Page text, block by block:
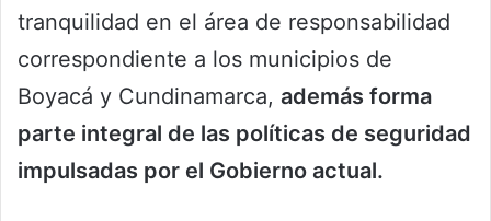
tranquilidad en el área de responsabilidad
correspondiente a los municipios de
Boyacá y Cundinamarca, además forma
parte integral de las políticas de seguridad
impulsadas por el Gobierno actual.